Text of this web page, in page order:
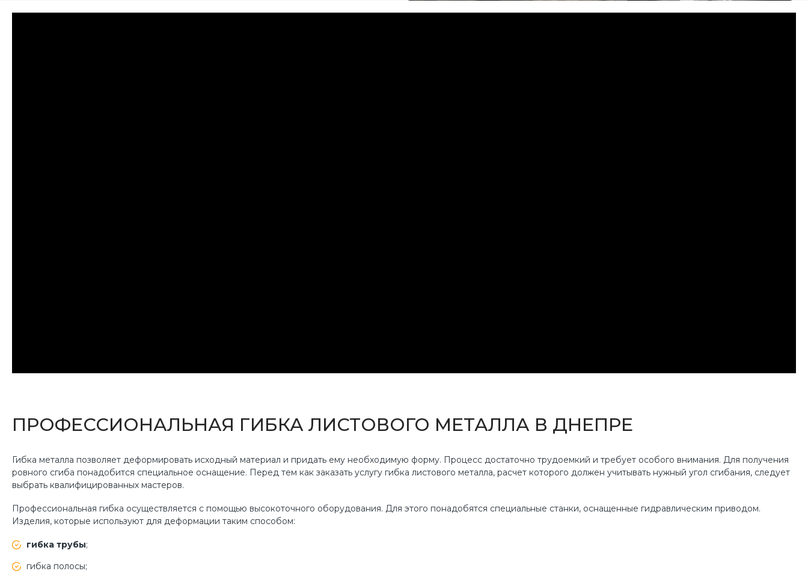
ПРОФЕССИОНАЛЬНАЯ ГИБКА ЛИСТОВОГО МЕТАЛЛА В ДНЕПРЕ
Гибка металла позволяет деформировать исходный материал и придать ему необходимую форму. Процесс достаточно трудоемкий и требует особого внимания. Для получения
ровного сгиба понадобится специальное оснащение. Перед тем как заказать услугу гибка листового металла, расчет которого должен учитывать нужный угол сгибания, следует
выбрать квалифицированных мастеров.
Профессиональная гибка осуществляется с помощью высокоточного оборудования. Для этого понадобятся специальные станки, оснащенные гидравлическим приводом.
Изделия, которые используют для деформации таким способом:
гибка трубы;
гибка полосы;